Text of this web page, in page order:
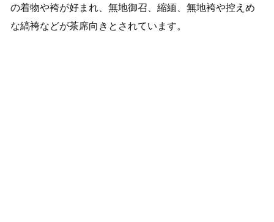
の着物や袴が好まれ、無地御召、縮緬、無地袴や控えめ
な縞袴などが茶席向きとされています。